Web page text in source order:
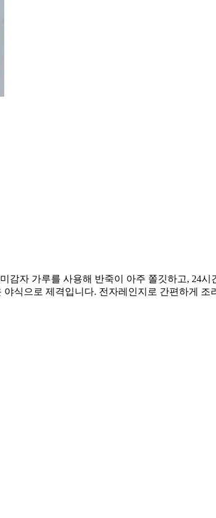
자 가루를 사용해 반죽이 아주 쫄깃하고, 24
식으로 제격입니다. 전자레인지로 간편하게